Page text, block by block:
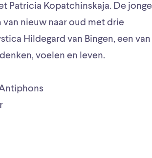
Patricia Kopatchinskaja. De jonge
nieuw naar oud met drie
Hildegard van Bingen, een van
voelen en leven.